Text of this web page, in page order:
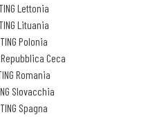
Lettonia
Lituania
Polonia
Repubblica Ceca
Romania
Slovacchia
Spagna